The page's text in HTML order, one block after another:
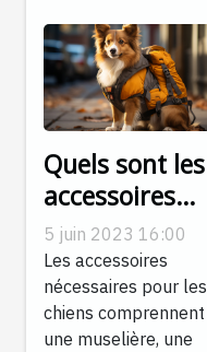
Quels sont les
accessoires
indispensables
pour chien ?
5 juin 2023 16:00
Les accessoires
nécessaires pour les
chiens comprennent
une muselière, une